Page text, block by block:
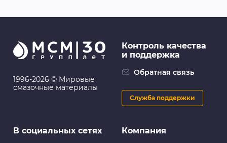
1996-2026 © Мировые
смазочные материалы
Компания
Контроль качества
и поддержка
Обратная связь
Служба поддержки
В социальных сетях